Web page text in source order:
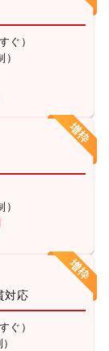
ぐ）
対応
ぐ）